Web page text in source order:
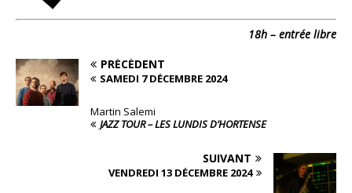
18h – entrée libre
PRÉCÉDENT
SAMEDI 7 DÉCEMBRE 2024
Martin Salemi
JAZZ TOUR – LES LUNDIS D’HORTENSE
SUIVANT
VENDREDI 13 DÉCEMBRE 2024